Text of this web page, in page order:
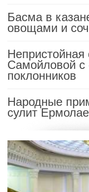
Басма в
овощами и
Непристойная
Самойловой с
поклонников
Народные
сулит